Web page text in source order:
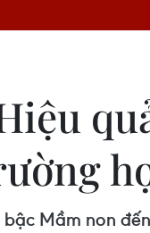
Mầm non